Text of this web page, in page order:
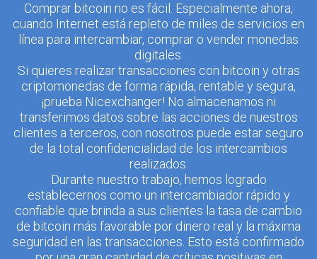
Comprar bitcoin no es fácil. Especialmente ahora,
cuando Internet está repleto de miles de servicios en
línea para intercambiar, comprar o vender monedas
digitales.
Si quieres realizar transacciones con bitcoin y otras
criptomonedas de forma rápida, rentable y segura,
¡prueba Nicexchanger! No almacenamos ni
transferimos datos sobre las acciones de nuestros
clientes a terceros, con nosotros puede estar seguro
de la total confidencialidad de los intercambios
realizados.
Durante nuestro trabajo, hemos logrado
establecernos como un intercambiador rápido y
confiable que brinda a sus clientes la tasa de cambio
de bitcoin más favorable por dinero real y la máxima
seguridad en las transacciones. Esto está confirmado